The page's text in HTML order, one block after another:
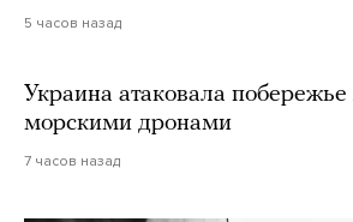
5 часов назад
Украина атаковала
морскими дронами
7 часов назад